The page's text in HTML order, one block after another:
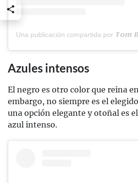
Azules intensos
El negro es otro color que reina
embargo, no siempre es el
una opción elegante y otoñal es
azul intenso.